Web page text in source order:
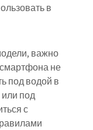
в
важно
не
под водой в
под
с